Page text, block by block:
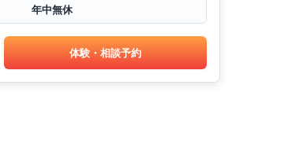
年中無休
体験・相談予約